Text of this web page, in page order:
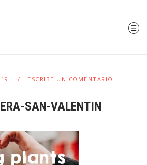
ESCRIBE UN COMENTARIO
SAN-VALENTIN